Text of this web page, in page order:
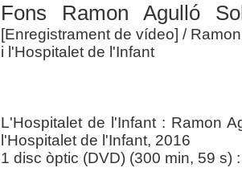
Fons Ramon Agulló
[Enregistrament de vídeo] /
i l'Hospitalet de l'Infant
L'Hospitalet de l'Infant : Ramon
l'Hospitalet de l'Infant, 2016
1 disc òptic (DVD) (300 min, 59 s)